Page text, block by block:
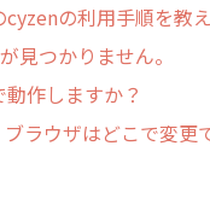
の利用手順を教
見つかりません。
作しますか？
ラウザはどこで変更